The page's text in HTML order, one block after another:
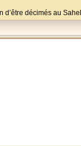
d’être décimés au